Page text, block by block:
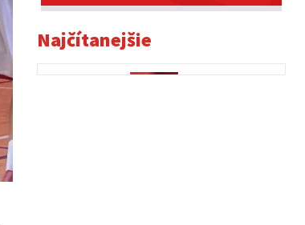
Najčítanejšie